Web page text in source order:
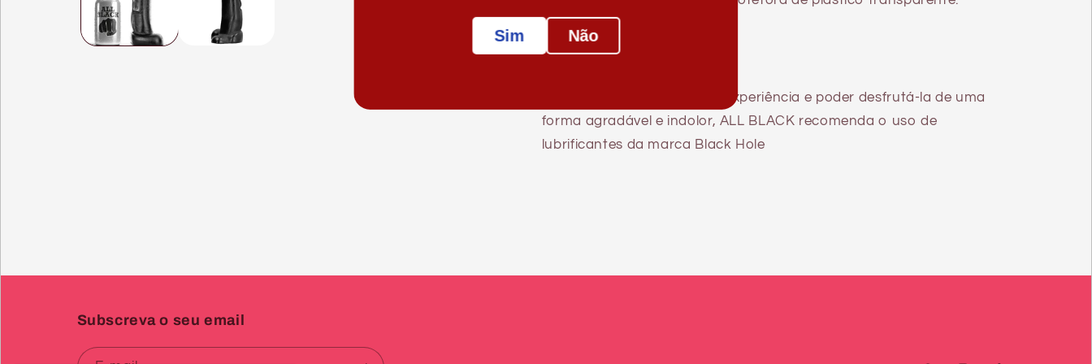
Material: PVC
* Para alcançar uma ótima experiência e poder desfrutá-la de uma
forma agradável e indolor, ALL BLACK recomenda o uso de
lubrificantes da marca Black Hole
Subscreva o seu email
Sim Não